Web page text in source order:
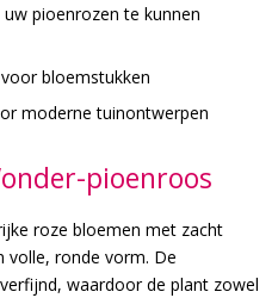
pioenrozen te kunnen
bloemstukken
moderne tuinontwerpen
pioenroos
roze bloemen met zacht
volle, ronde vorm. De
waardoor de plant zowel